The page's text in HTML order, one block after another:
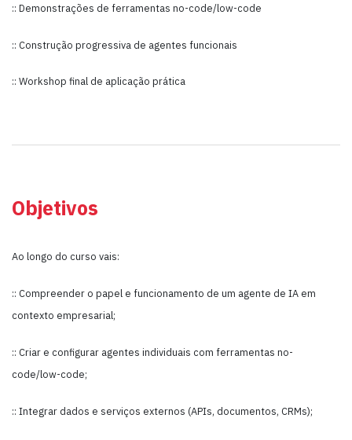
:: Demonstrações de ferramentas no-code/low-code
:: Construção progressiva de agentes funcionais
:: Workshop final de aplicação prática
Objetivos
Ao longo do curso vais:
:: Compreender o papel e funcionamento de um agente de IA em
contexto empresarial;
:: Criar e configurar agentes individuais com ferramentas no-
code/low-code;
:: Integrar dados e serviços externos (APIs, documentos, CRMs);